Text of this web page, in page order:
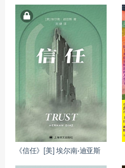
《信任》[美] 埃尔南·迪亚斯